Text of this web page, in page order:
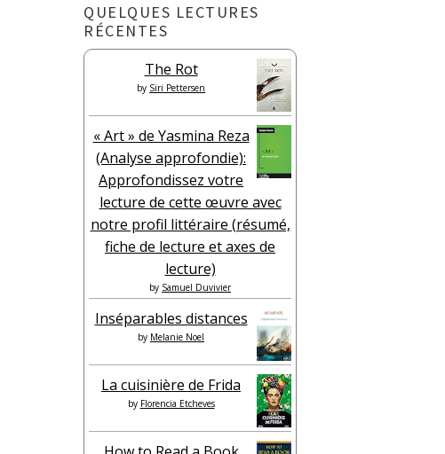
QUELQUES LECTURES
RÉCENTES
The Rot
by Siri Pettersen
« Art » de Yasmina Reza
(Analyse approfondie):
Approfondissez votre
lecture de cette œuvre avec
notre profil littéraire (résumé,
fiche de lecture et axes de
lecture)
by Samuel Duvivier
Inséparables distances
by Melanie Noel
La cuisinière de Frida
by Florencia Etcheves